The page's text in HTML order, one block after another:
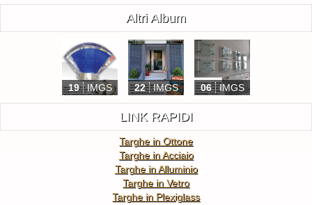
Altri Album
19 IMGS 22 IMGS 06 IMGS
LINK RAPIDI
Targhe in Ottone
Targhe in Acciaio
Targhe in Alluminio
Targhe in Vetro
Targhe in Plexiglass